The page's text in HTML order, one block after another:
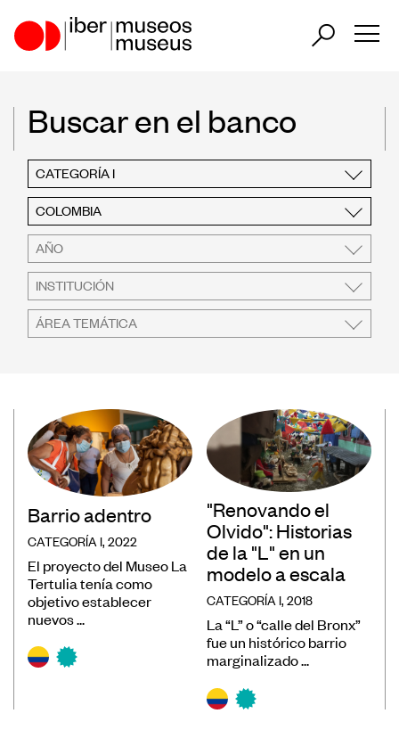
Nuestro papel en el sector
Nuestra Actuación
Países Participantes
Museos
Educación
Patrimonio
Formación y Capacitación
Sostenibilidad
Registro de Museos Iberoamericanos
Sistema de recolección de datos de
público de museos
Buscar en el banco
CATEGORÍA I
COLOMBIA
AÑO
INSTITUCIÓN
ÁREA TEMÁTICA
Barrio adentro
CATEGORÍA I, 2022
El proyecto del Museo La
Tertulia tenía como
objetivo establecer
nuevos ...
"Renovando el
Olvido": Historias
de la "L" en un
modelo a escala
CATEGORÍA I, 2018
La “L” o “calle del Bronx”
fue un histórico barrio
marginalizado ...